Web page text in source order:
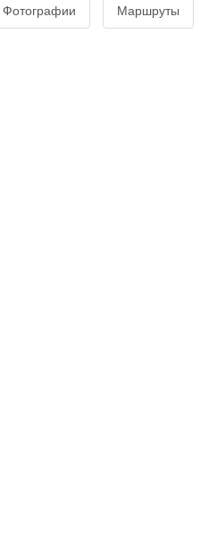
Фотографии Маршруты